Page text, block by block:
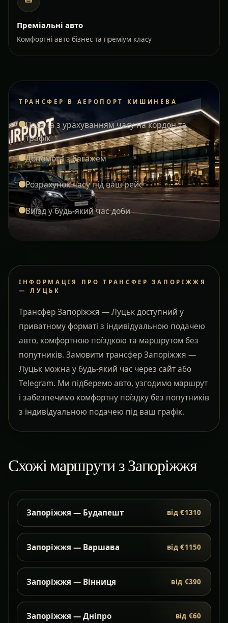
Преміальні авто
Комфортні авто бізнес та преміум класу
ТРАНСФЕР В АЕРОПОРТ КИШИНЕВА
Подача з урахуванням часу на кордон та
трафік
Допомога з багажем
Розрахунок часу під ваш рейс
Виїзд у будь-який час доби
ІНФОРМАЦІЯ ПРО ТРАНСФЕР ЗАПОРІЖЖЯ
— ЛУЦЬК
Трансфер Запоріжжя — Луцьк доступний у
приватному форматі з індивідуальною подачею
авто, комфортною поїздкою та маршрутом без
попутників. Замовити трансфер Запоріжжя —
Луцьк можна у будь-який час через сайт або
Telegram. Ми підберемо авто, узгодимо маршрут
і забезпечимо комфортну поїздку без попутників
з індивідуальною подачею під ваш графік.
Схожі маршрути з Запоріжжя
Запоріжжя — Будапешт від €1310
Запоріжжя — Варшава від €1150
Запоріжжя — Вінниця від €390
Запоріжжя — Дніпро від €60